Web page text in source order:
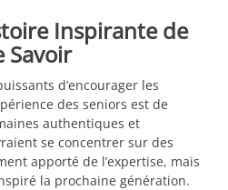
Inspirante de
Savoir
d’encourager les
des seniors est de
authentiques et
se concentrer sur des
apporté de l’expertise, mais
la prochaine génération.